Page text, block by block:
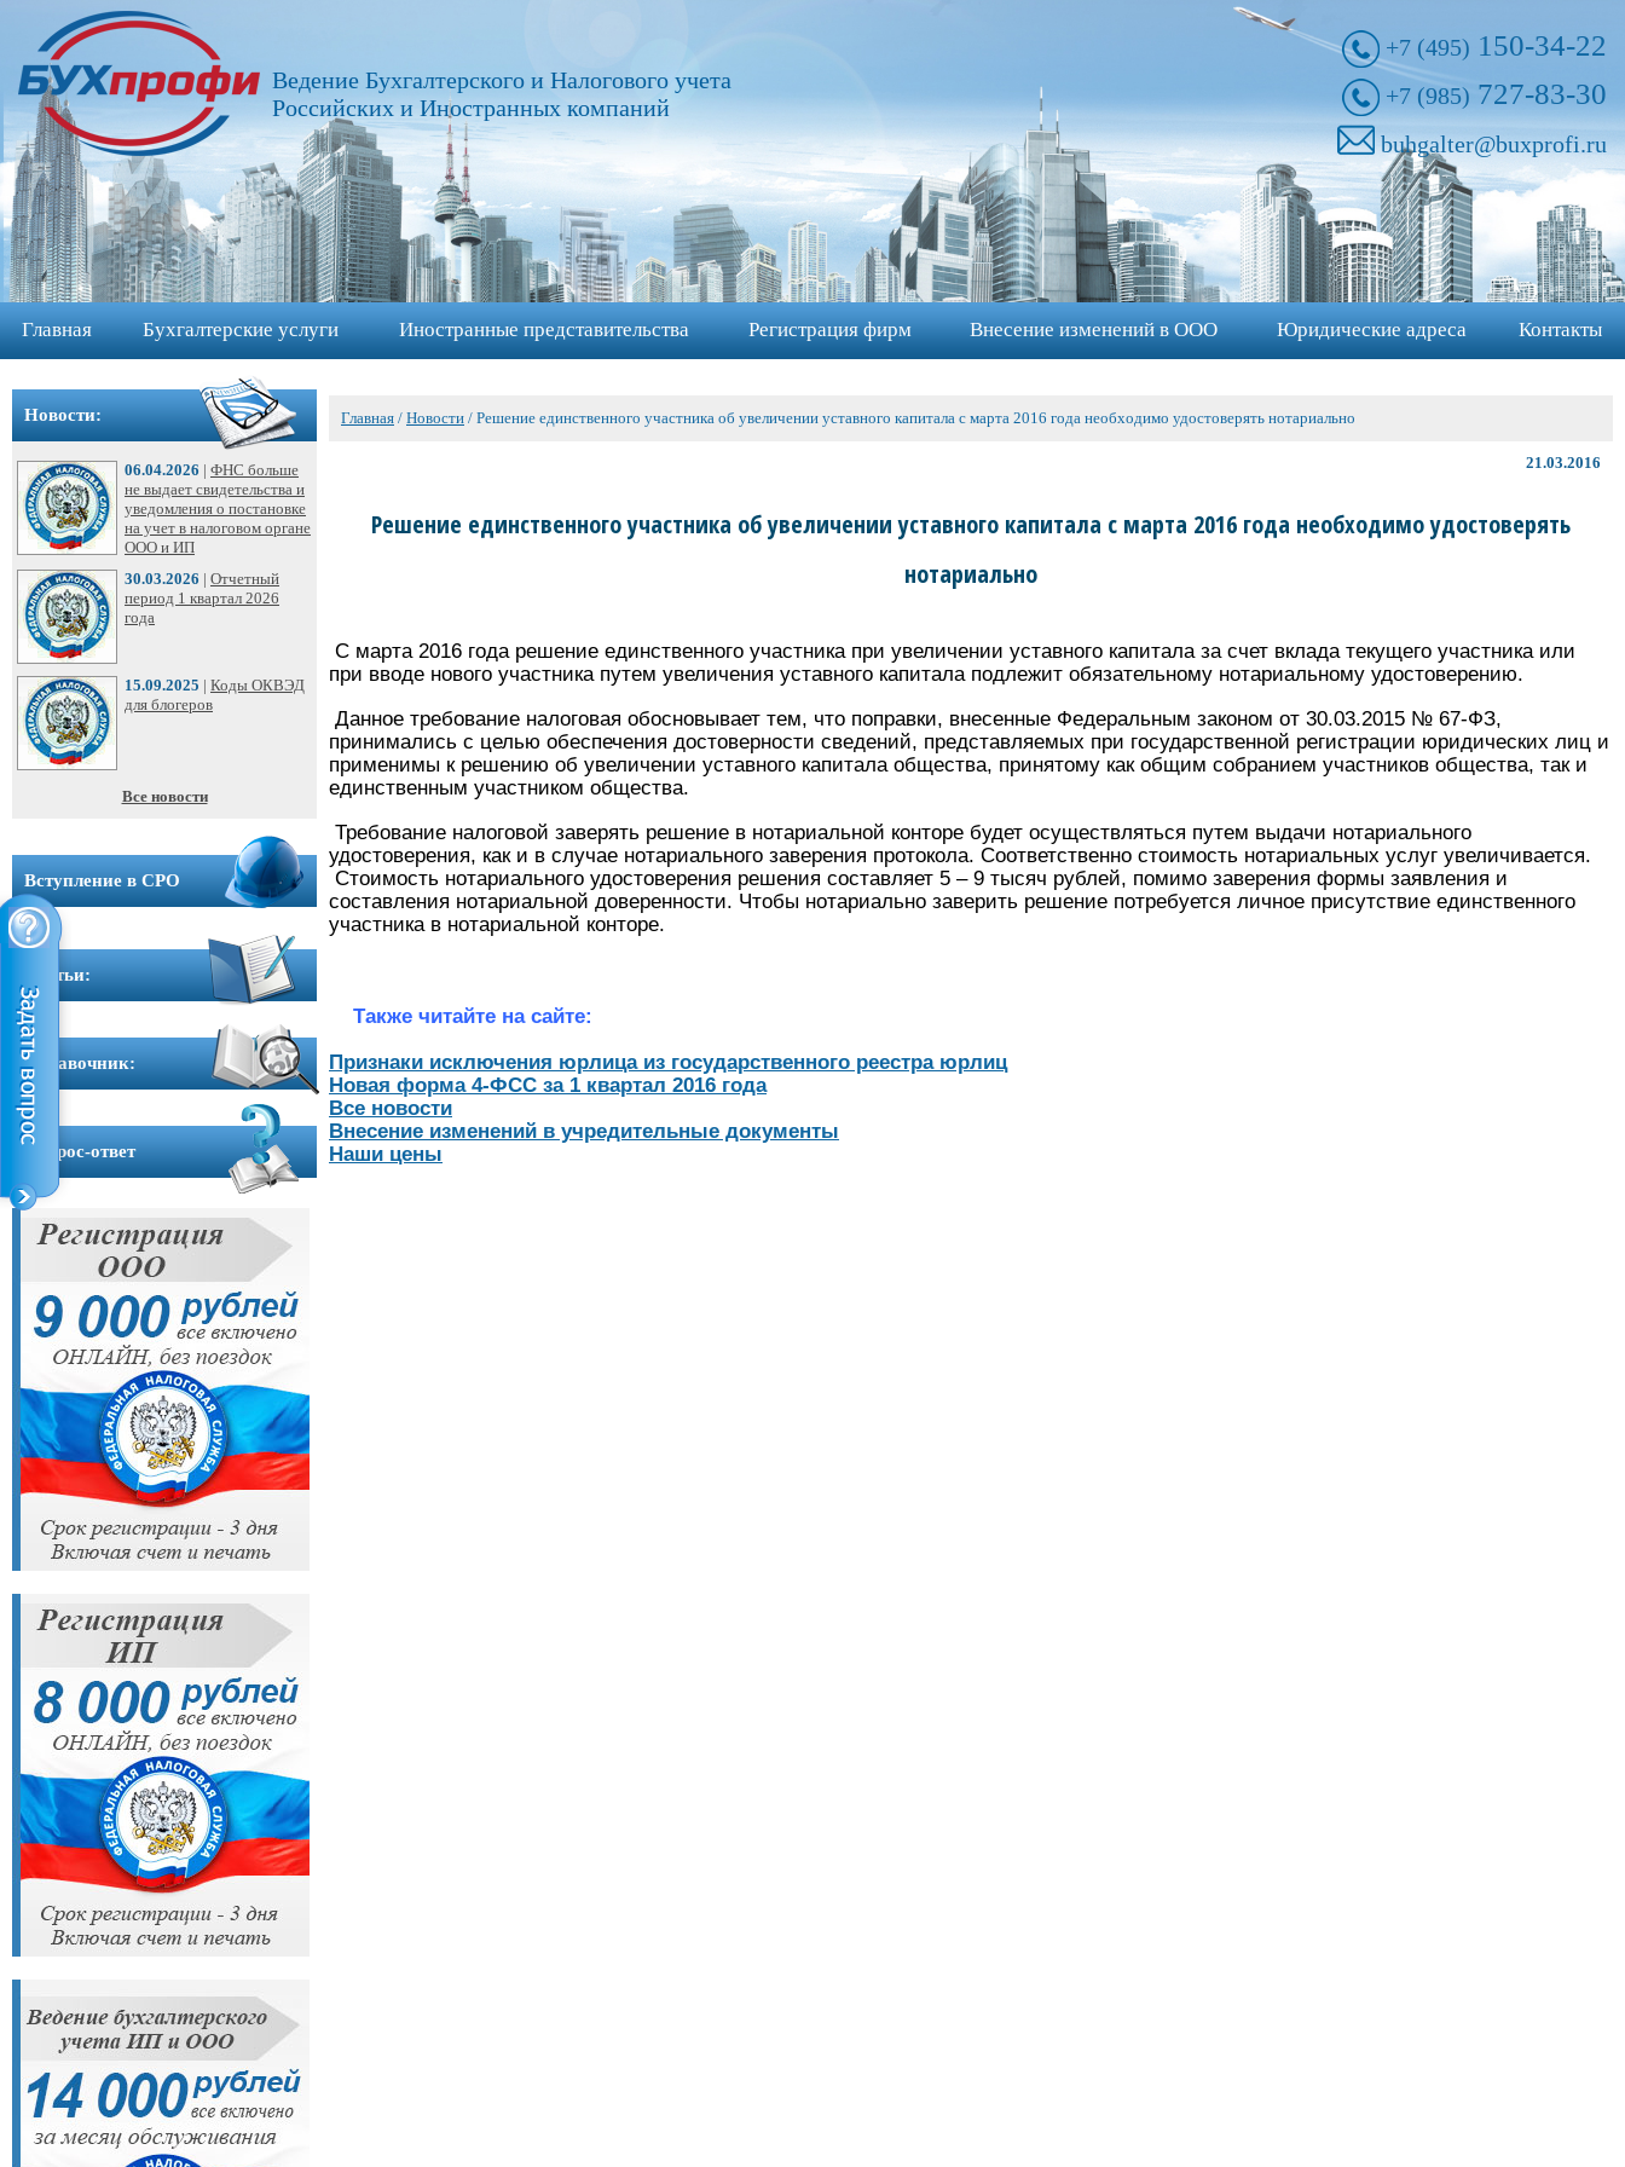
Главная
Бухгалтерские
услуги
➩
Иностранные
представительства
➩
Регистрация
фирм
➩
Внесение
изменений
в
ООО
➩
Юридические
адреса
Вступление
Cтатьи
Справочник
Вопрос-
ответ
Контакты
Ведение Бухгалтерского и Налогового учета
Российских и Иностранных компаний
+7 (495) 150-34-22
+7 (985) 727-83-30
buhgalter@buxprofi.ru
Главная Бухгалтерские услуги Иностранные представительства Регистрация фирм Внесение изменений в ООО Юридические адреса Контакты
Новости:
06.04.2026 | ФНС больше
не выдает свидетельства и
уведомления о постановке
на учет в налоговом органе
ООО и ИП
30.03.2026 | Отчетный
период 1 квартал 2026
года
15.09.2025 | Коды ОКВЭД
для блогеров
Все новости
Вступление в СРО
Cтатьи:
Справочник:
Вопрос-ответ
Главная / Новости / Решение единственного участника об увеличении уставного капитала с марта 2016 года необходимо удостоверять нотариально
21.03.2016
Решение единственного участника об увеличении уставного капитала с марта 2016 года необходимо удостоверять
нотариально
С марта 2016 года решение единственного участника при увеличении уставного капитала за счет вклада текущего участника или
при вводе нового участника путем увеличения уставного капитала подлежит обязательному нотариальному удостоверению.
Данное требование налоговая обосновывает тем, что поправки, внесенные Федеральным законом от 30.03.2015 № 67-ФЗ,
принимались с целью обеспечения достоверности сведений, представляемых при государственной регистрации юридических лиц и
применимы к решению об увеличении уставного капитала общества, принятому как общим собранием участников общества, так и
единственным участником общества.
Требование налоговой заверять решение в нотариальной конторе будет осуществляться путем выдачи нотариального
удостоверения, как и в случае нотариального заверения протокола. Соответственно стоимость нотариальных услуг увеличивается.
Стоимость нотариального удостоверения решения составляет 5 – 9 тысяч рублей, помимо заверения формы заявления и
составления нотариальной доверенности. Чтобы нотариально заверить решение потребуется личное присутствие единственного
участника в нотариальной конторе.
Также читайте на сайте:
Признаки исключения юрлица из государственного реестра юрлиц
Новая форма 4-ФСС за 1 квартал 2016 года
Все новости
Внесение изменений в учредительные документы
Наши цены